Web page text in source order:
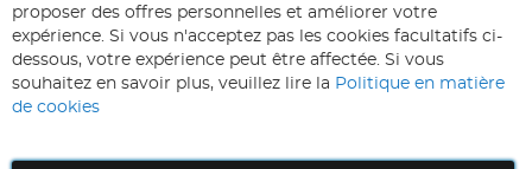
Inscription
à
d’information
:
Inscription
proposer des offres personnelles et améliorer votre
expérience. Si vous n'acceptez pas les cookies facultatifs ci-
dessous, votre expérience peut être affectée. Si vous
souhaitez en savoir plus, veuillez lire la Politique en matière
de cookies